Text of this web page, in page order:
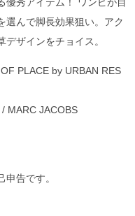
選んで脚長効果狙い。アク
ザインをチョイス。
PLACE by URBAN RES
MARC JACOBS
告です。